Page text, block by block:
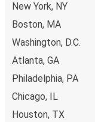
New York, NY
Boston, MA
Washington, D.C.
Atlanta, GA
Philadelphia, PA
Chicago, IL
Houston, TX